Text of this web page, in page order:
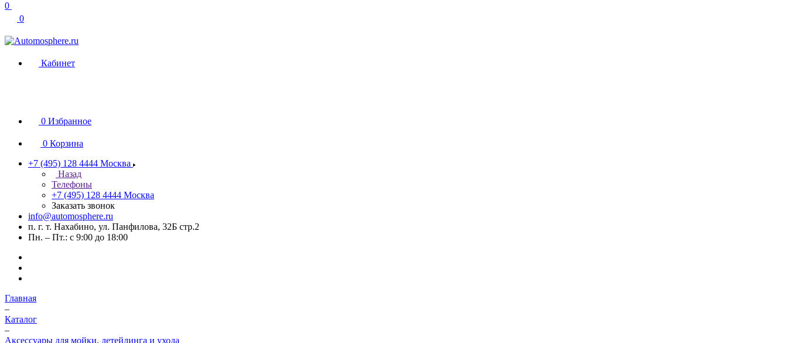
0
0
Кабинет
0 Избранное
0 Корзина
+7 (495) 128 4444 Москва
Назад
Телефоны
+7 (495) 128 4444 Москва
Заказать звонок
info@automosphere.ru
п. г. т. Нахабино, ул. Панфилова, 32Б стр.2
Пн. – Пт.: с 9:00 до 18:00
Главная
–
Каталог
–
Аксессуары для мойки, детейлинга и ухода